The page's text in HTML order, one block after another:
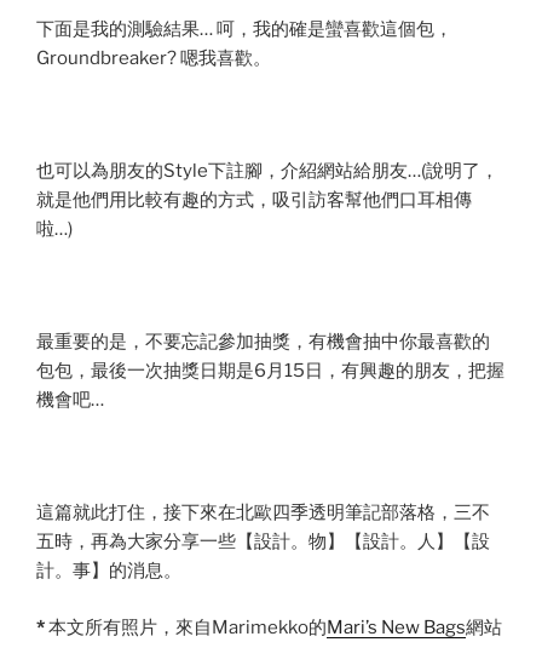
下面是我的測驗結果… 呵，我的確是蠻喜歡這個包，
Groundbreaker? 嗯我喜歡。
也可以為朋友的Style下註腳，介紹網站給朋友…(說明了，
就是他們用比較有趣的方式，吸引訪客幫他們口耳相傳
啦…)
最重要的是，不要忘記參加抽獎，有機會抽中你最喜歡的
包包，最後一次抽獎日期是6月15日，有興趣的朋友，把握
機會吧…
這篇就此打住，接下來在北歐四季透明筆記部落格，三不
五時，再為大家分享一些【設計。物】【設計。人】【設
計。事】的消息。
*本文所有照片，來自Marimekko的Mari’s New Bags網站